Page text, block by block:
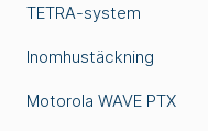
TETRA-system
Inomhustäckning
Motorola WAVE PTX